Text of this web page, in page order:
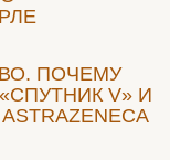
ПОЧЕМУ
V» И